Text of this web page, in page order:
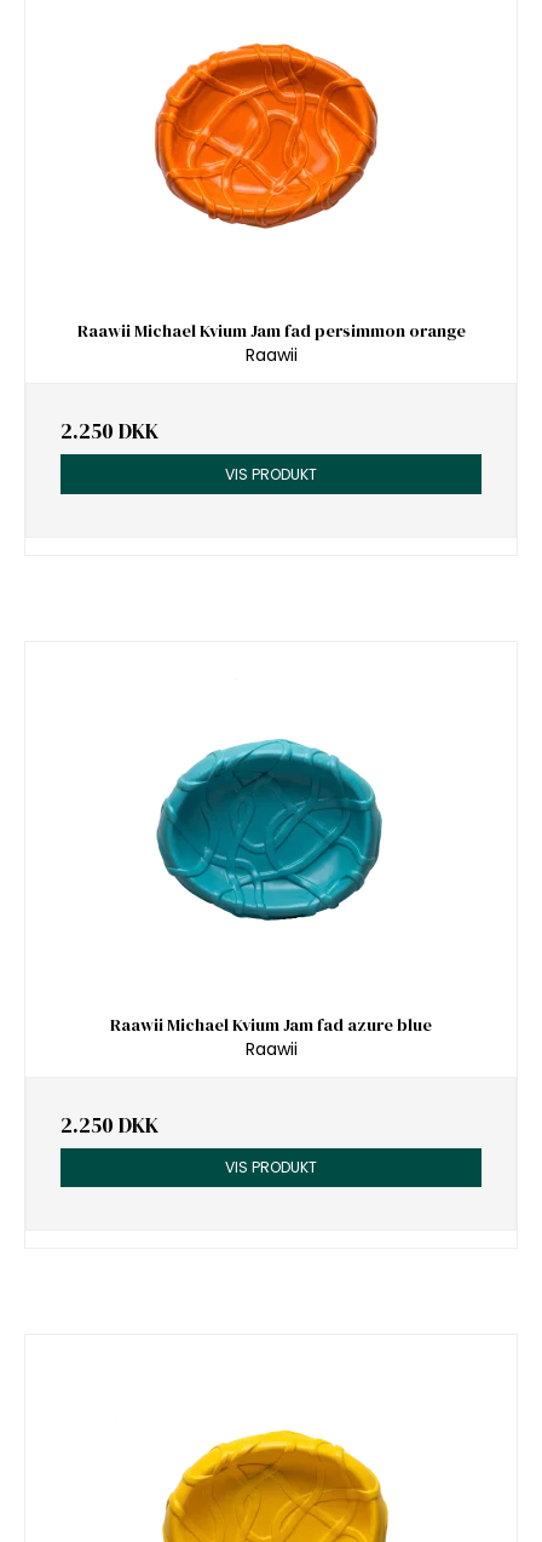
Raawii Michael Kvium Jam fad persimmon orange
Raawii
2.250 DKK
VIS PRODUKT
Raawii Michael Kvium Jam fad azure blue
Raawii
2.250 DKK
VIS PRODUKT